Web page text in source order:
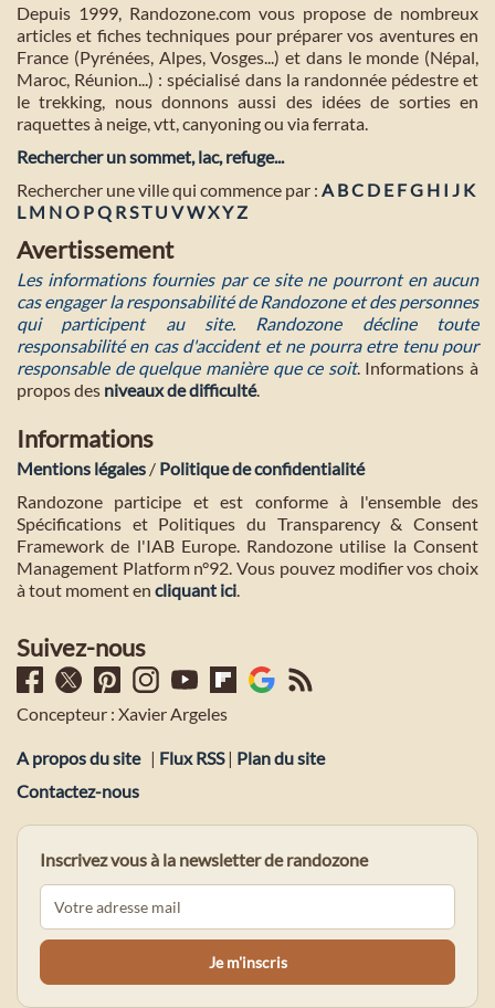
Depuis 1999, Randozone.com vous propose de nombreux
articles et fiches techniques pour préparer vos aventures en
France (Pyrénées, Alpes, Vosges...) et dans le monde (Népal,
Maroc, Réunion...) : spécialisé dans la randonnée pédestre et
le trekking, nous donnons aussi des idées de sorties en
raquettes à neige, vtt, canyoning ou via ferrata.
Rechercher un sommet, lac, refuge...
Rechercher une ville qui commence par : A BC D E FG H I J K
L M NO PQ RST U VWXYZ
Avertissement
Les informations fournies par ce site ne pourront en aucun
cas engager la responsabilité de Randozone et des personnes
qui participent au site. Randozone décline toute
responsabilité en cas d'accident et ne pourra etre tenu pour
responsable de quelque manière que ce soit. Informations à
propos des niveaux de difficulté.
Informations
Mentions légales / Politique de confidentialité
Randozone participe et est conforme à l'ensemble des
Spécifications et Politiques du Transparency & Consent
Framework de l'IAB Europe. Randozone utilise la Consent
Management Platform n°92. Vous pouvez modifier vos choix
à tout moment en cliquant ici.
Suivez-nous
Concepteur : Xavier Argeles
A propos du site | Flux RSS| Plan du site
Contactez-nous
Inscrivez vous à la newsletter de randozone